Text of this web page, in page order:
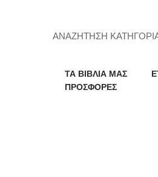
ΑΝΑΖΗΤΗΣΗ
ΤΑ ΒΙΒΛΙΑ ΜΑΣ
ΠΡΟΣΦΟΡΕΣ